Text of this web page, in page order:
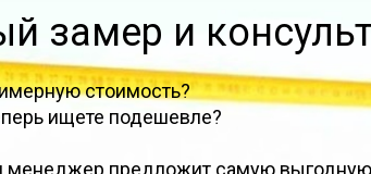
замер и
стоимость?
ищете подешевле?
менеджер предложит самую